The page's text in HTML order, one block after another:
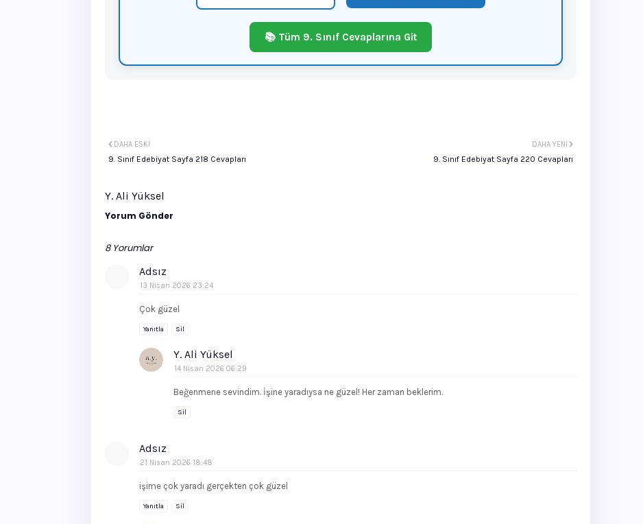
📚 Tüm 9. Sınıf Cevaplarına Git
DAHA YENI
9. Sınıf Edebiyat Sayfa 220 Cevapları
DAHA ESKI
9. Sınıf Edebiyat Sayfa 218 Cevapları
Y. Ali Yüksel
Yorum Gönder
8 Yorumlar
Adsız
13 Nisan 2026 23:24
Çok güzel
Yanıtla Sil
Y. Ali Yüksel
14 Nisan 2026 06:29
Beğenmene sevindim. İşine yaradıysa ne güzel! Her zaman beklerim.
Sil
Adsız
21 Nisan 2026 18:48
işime çok yaradı gerçekten çok güzel
Yanıtla Sil